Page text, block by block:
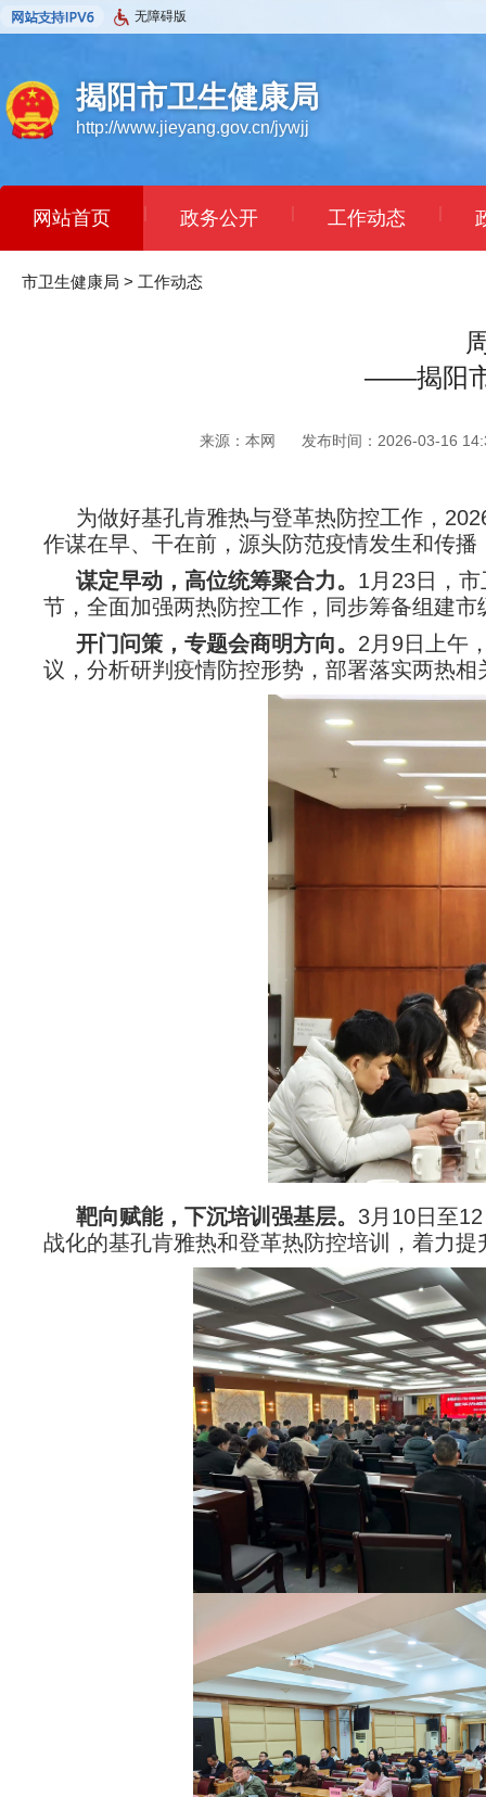
无障碍版
揭阳市卫生健康局
http://www.jieyang.gov.cn/jywjj
网站首页 | 政务公开 | 工作动态 |
依申请公开 | 民意征集
市卫生健康局 > 工作动态
——揭阳市
来源：本网 发布时间：2026-03-16
为做好基孔肯雅热与登革热防控工作，
作谋在早、干在前，源头防范疫情发生和传
谋定早动，高位统筹聚合力。 1月23日，
节，全面加强两热防控工作，同步筹备组建
开门问策，专题会商明方向。 2月9日上午
议，分析研判疫情防控形势，部署落实两热
靶向赋能，下沉培训强基层。 3月10日至
战化的基孔肯雅热和登革热防控培训，着力